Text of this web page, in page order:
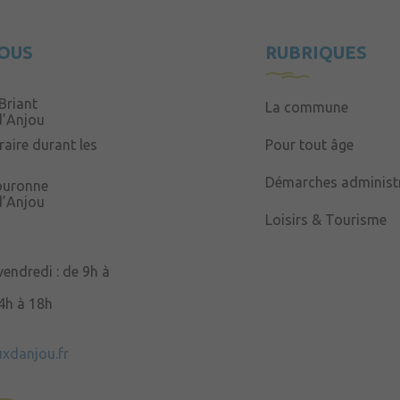
durant les
: de 9h à
à 18h
RUBRIQUES
La commune
Pour tout âge
Démarches
Loisirs & Tourisme